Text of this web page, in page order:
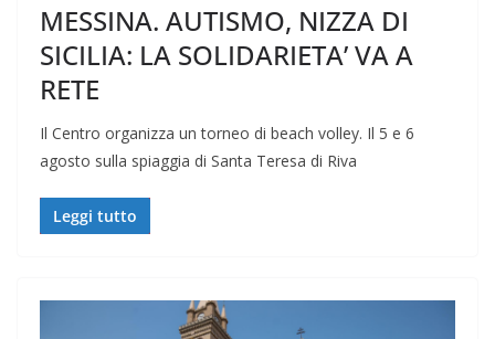
MESSINA. AUTISMO, NIZZA DI
SICILIA: LA SOLIDARIETA’ VA A
RETE
Il Centro organizza un torneo di beach volley. Il 5 e 6
agosto sulla spiaggia di Santa Teresa di Riva
Leggi tutto